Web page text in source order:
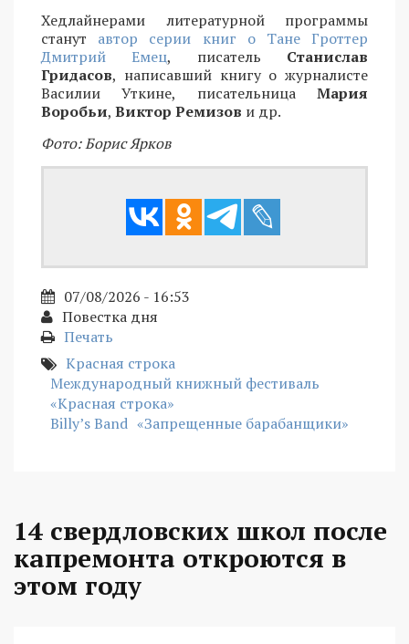
Хедлайнерами литературной программы
станут автор серии книг о Тане Гроттер
Дмитрий Емец, писатель Станислав
Гридасов, написавший книгу о журналисте
Василии Уткине, писательница Мария
Воробьи, Виктор Ремизов и др.
Фото: Борис Ярков
07/08/2026 - 16:53
Повестка дня
Печать
Красная строка
Международный книжный фестиваль
«Красная строка»
Billy’s Band «Запрещенные барабанщики»
14 свердловских школ после
капремонта откроются в
этом году